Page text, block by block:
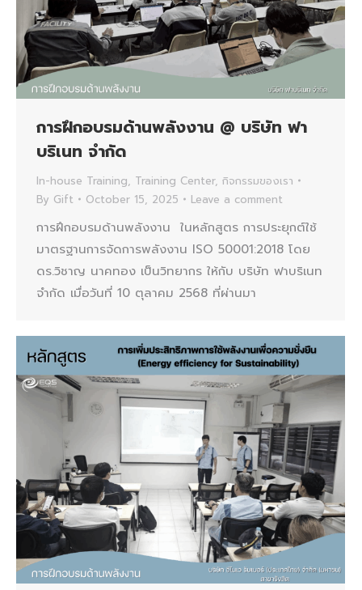
การฝึกอบรมด้านพลังงาน @ บริษัท ฟา
บริเนท จำกัด
In-house Training, Training Center, กิจกรรมของเรา
By Gift October 15, 2025 Leave a comment
การฝึกอบรมด้านพลังงาน ในหลักสูตร การประยุกต์ใช้
มาตรฐานการจัดการพลังงาน ISO 50001:2018 โดย
ดร.วิชาญ นาคทอง เป็นวิทยากร ให้กับ บริษัท ฟาบริเนท
จำกัด เมื่อวันที่ 10 ตุลาคม 2568 ที่ผ่านมา